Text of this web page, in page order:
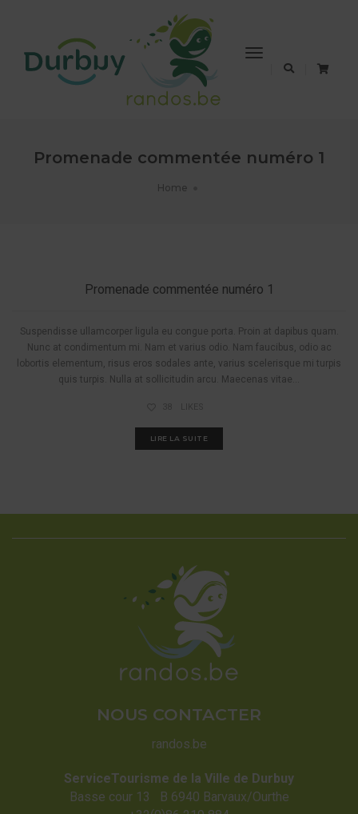
Toggle
Navigation
Promenade commentée numéro 1
Home
Promenade commentée numéro 1
Suspendisse ullamcorper ligula eu congue porta. Proin at dapibus quam.
Nunc at condimentum mi. Nam et varius odio. Nam faucibus, odio ac
lobortis elementum, risus eros sodales ante, varius scelerisque mi turpis
quis turpis. Nulla at sollicitudin arcu. Maecenas vitae...
LIRE LA SUITE
NOUS CONTACTER
randos.be
ServiceTourisme de la Ville de Durbuy
Basse cour 13 B 6940 Barvaux/Ourthe